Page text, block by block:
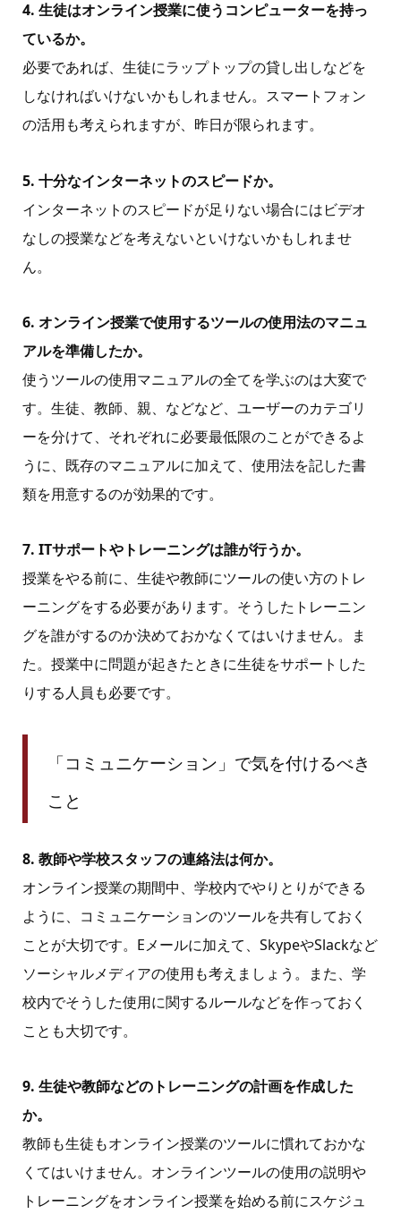
4. 生徒はオンライン授業に使うコンピューターを持っ
ているか。
必要であれば、生徒にラップトップの貸し出しなどを
しなければいけないかもしれません。スマートフォン
の活用も考えられますが、昨日が限られます。
5. 十分なインターネットのスピードか。
インターネットのスピードが足りない場合にはビデオ
なしの授業などを考えないといけないかもしれませ
ん。
6. オンライン授業で使用するツールの使用法のマニュ
アルを準備したか。
使うツールの使用マニュアルの全てを学ぶのは大変で
す。生徒、教師、親、などなど、ユーザーのカテゴリ
ーを分けて、それぞれに必要最低限のことができるよ
うに、既存のマニュアルに加えて、使用法を記した書
類を用意するのが効果的です。
7. ITサポートやトレーニングは誰が行うか。
授業をやる前に、生徒や教師にツールの使い方のトレ
ーニングをする必要があります。そうしたトレーニン
グを誰がするのか決めておかなくてはいけません。ま
た。授業中に問題が起きたときに生徒をサポートした
りする人員も必要です。
「コミュニケーション」で気を付けるべき
こと
8. 教師や学校スタッフの連絡法は何か。
オンライン授業の期間中、学校内でやりとりができる
ように、コミュニケーションのツールを共有しておく
ことが大切です。Eメールに加えて、SkypeやSlackなど
ソーシャルメディアの使用も考えましょう。また、学
校内でそうした使用に関するルールなどを作っておく
ことも大切です。
9. 生徒や教師などのトレーニングの計画を作成した
か。
教師も生徒もオンライン授業のツールに慣れておかな
くてはいけません。オンラインツールの使用の説明や
トレーニングをオンライン授業を始める前にスケジュ